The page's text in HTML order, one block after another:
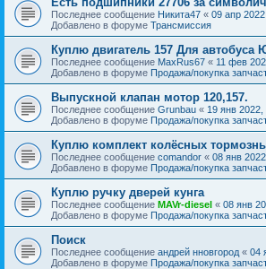
Последнее сообщение Никита47 « 09 апр
Добавлено в форуме Трансмиссия
Куплю двигатель 157 Для автобуса
Последнее сообщение MaxRus67 « 11 фев
Добавлено в форуме Продажа/покупка
Выпускной клапан мотор 120,157.
Последнее сообщение Grunbau « 19 янв 2022,
Добавлено в форуме Продажа/покупка
Куплю комплект колёсных
Последнее сообщение comandor « 08 янв
Добавлено в форуме Продажа/покупка
Куплю ручку дверей кунга
Последнее сообщение MAVr-diesel « 08 янв
Добавлено в форуме Продажа/покупка
Поиск
Последнее сообщение андрей нновгород « 04
Добавлено в форуме Продажа/покупка